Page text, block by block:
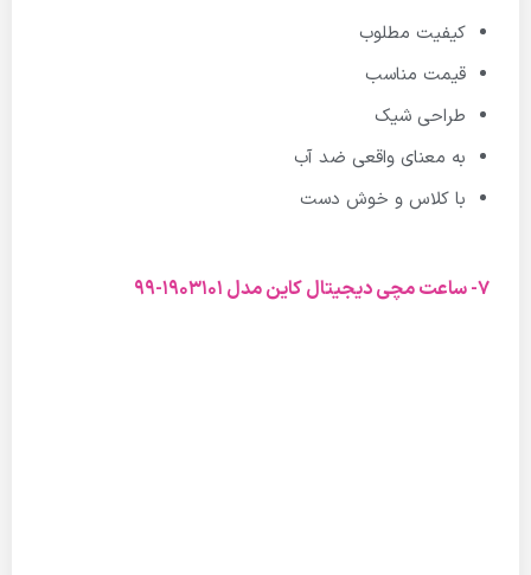
کیفیت مطلوب
قیمت مناسب
طراحی شیک
به معنای واقعی ضد آب
با کلاس و خوش دست
7- ساعت مچی دیجیتال کاین مدل 1903101-99